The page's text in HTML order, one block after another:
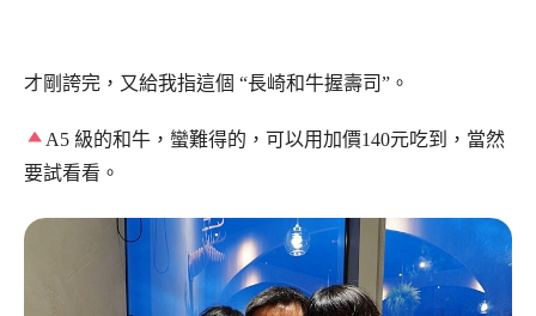
才剛誇完，又給我指這個 “長崎和牛握壽司”。
A5 級的和牛，蠻難得的，可以用加價140元吃到，當然
要試看看。